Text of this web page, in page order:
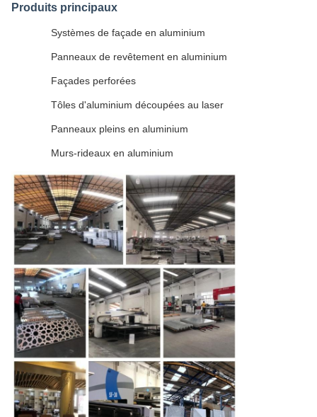
Produits principaux
Systèmes de façade en aluminium
Panneaux de revêtement en aluminium
Façades perforées
Tôles d'aluminium découpées au laser
Panneaux pleins en aluminium
Murs-rideaux en aluminium